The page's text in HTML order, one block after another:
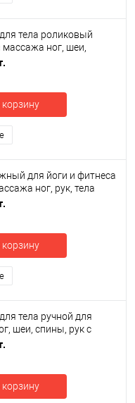
тела роликовый
массажа ног, шеи,
см OSPORT (MS 4666)
корзину
для йоги и фитнеса
ног, рук, тела
(MS 4191)
корзину
тела ручной для
шеи, спины, рук с
19см (MS 4671)
корзину